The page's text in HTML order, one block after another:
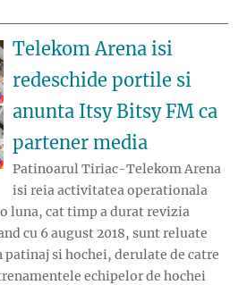
Telekom Arena isi
redeschide portile si
anunta Itsy Bitsy FM ca
partener media
Patinoarul Tiriac-Telekom Arena
isi reia activitatea operationala
luna, cat timp a durat revizia
cu 6 august 2018, sunt reluate
si hochei, derulate de catre
echipelor de hochei